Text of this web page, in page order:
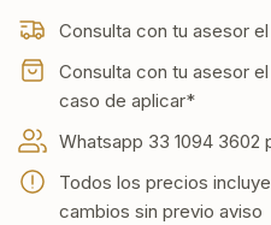
de
Fierro
Fundido
de
Fundido
Consulta con tu asesor
Consulta con tu asesor
caso de aplicar*
Whatsapp 33 1094 3602
Todos los precios
cambios sin previo aviso